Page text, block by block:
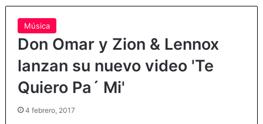
Música
Don Omar y Zion & Lennox
lanzan su nuevo video 'Te
Quiero Pa´ Mi'
4 febrero, 2017